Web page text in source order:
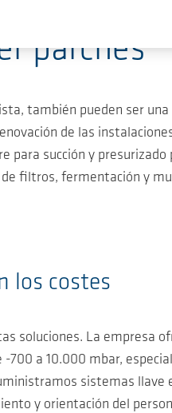
parches
también pueden ser
de las
para succión y
filtros, fermentación y
los costes
soluciones. La empresa
a 10.000 mbar,
sistemas llave
y orientación del